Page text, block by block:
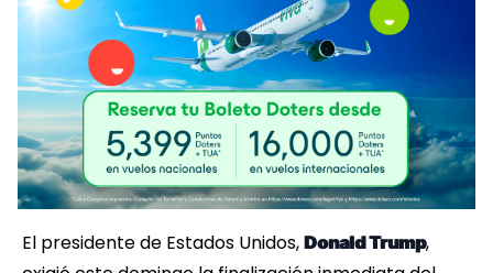
El presidente de Estados Unidos, Donald Trump,